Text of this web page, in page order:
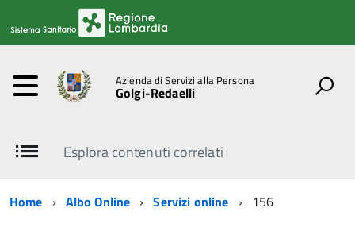
Azienda di Servizi alla Persona
Golgi-Redaelli
Esplora contenuti correlati
Home Albo Online Servizi online 156